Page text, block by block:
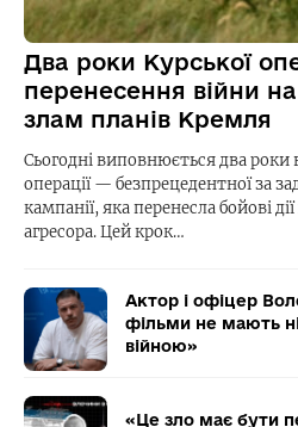
Два роки Курської
перенесення війни
злам планів Кремля
Сьогодні виповнюється два роки
операції — безпрецедентної за
кампанії, яка перенесла бойові
агресора. Цей крок…
Актор і офіцер
фільми не мають
війною»
«Це зло має бути